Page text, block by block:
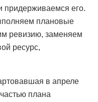
придерживаемся его.
плановые
ревизию, заменяем
ресурс,
в апреле
плана